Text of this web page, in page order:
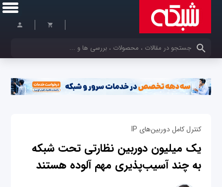
کلمات کلیدی خود را وارد کنید
کنترل کامل دوربین‌های IP
یک میلیون دوربین‌ نظارتی تحت شبکه
به چند آسیب‌پذیری مهم آلوده هستند